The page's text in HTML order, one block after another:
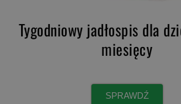
Tygodniowy jadłospis dla
miesięcy
SPRAWDŹ